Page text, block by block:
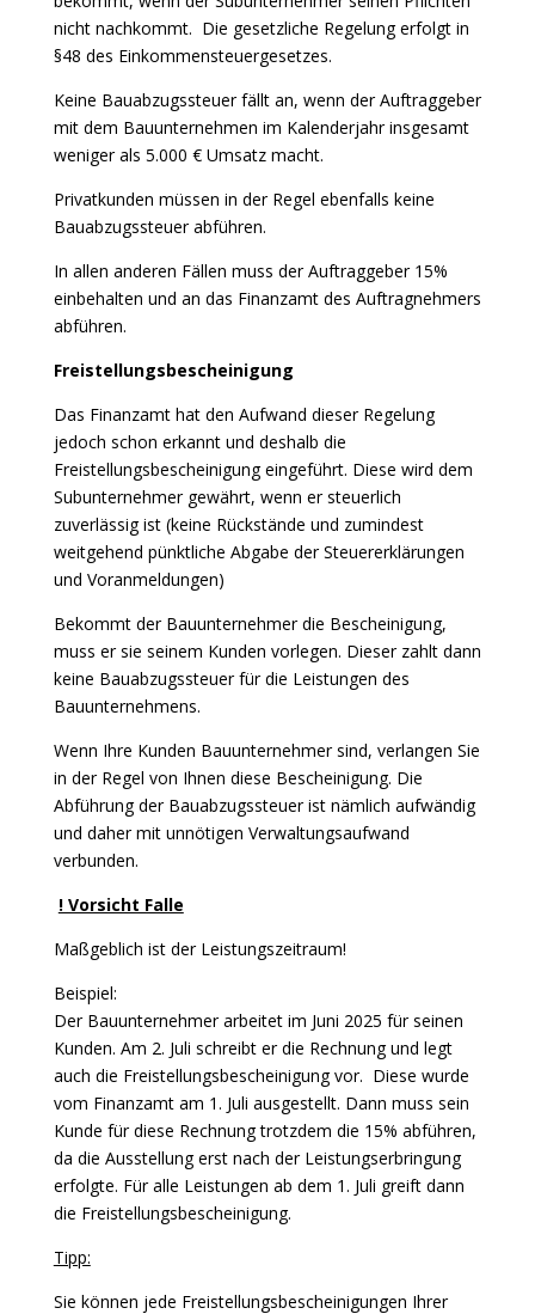
nicht nachkommt. Die gesetzliche Regelung erfolgt in
§48 des Einkommensteuergesetzes.
Keine Bauabzugssteuer fällt an, wenn der Auftraggeber
mit dem Bauunternehmen im Kalenderjahr insgesamt
weniger als 5.000 € Umsatz macht.
Privatkunden müssen in der Regel ebenfalls keine
Bauabzugssteuer abführen.
In allen anderen Fällen muss der Auftraggeber 15%
einbehalten und an das Finanzamt des Auftragnehmers
abführen.
Freistellungsbescheinigung
Das Finanzamt hat den Aufwand dieser Regelung
jedoch schon erkannt und deshalb die
Freistellungsbescheinigung eingeführt. Diese wird dem
Subunternehmer gewährt, wenn er steuerlich
zuverlässig ist (keine Rückstände und zumindest
weitgehend pünktliche Abgabe der Steuererklärungen
und Voranmeldungen)
Bekommt der Bauunternehmer die Bescheinigung,
muss er sie seinem Kunden vorlegen. Dieser zahlt dann
keine Bauabzugssteuer für die Leistungen des
Bauunternehmens.
Wenn Ihre Kunden Bauunternehmer sind, verlangen Sie
in der Regel von Ihnen diese Bescheinigung. Die
Abführung der Bauabzugssteuer ist nämlich aufwändig
und daher mit unnötigen Verwaltungsaufwand
verbunden.
! Vorsicht Falle
Maßgeblich ist der Leistungszeitraum!
Beispiel:
Der Bauunternehmer arbeitet im Juni 2025 für seinen
Kunden. Am 2. Juli schreibt er die Rechnung und legt
auch die Freistellungsbescheinigung vor. Diese wurde
vom Finanzamt am 1. Juli ausgestellt. Dann muss sein
Kunde für diese Rechnung trotzdem die 15% abführen,
da die Ausstellung erst nach der Leistungserbringung
erfolgte. Für alle Leistungen ab dem 1. Juli greift dann
die Freistellungsbescheinigung.
Tipp:
Sie können jede Freistellungsbescheinigungen Ihrer